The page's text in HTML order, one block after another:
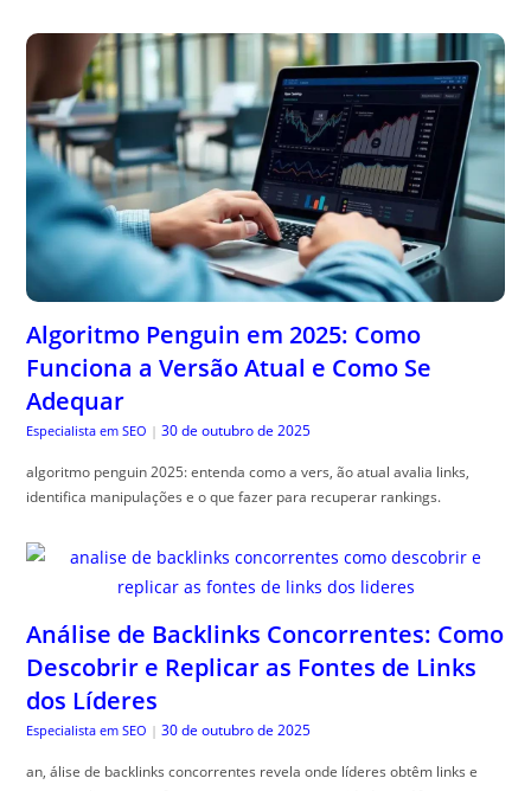
Algoritmo Penguin em 2025: Como
Funciona a Versão Atual e Como Se
Adequar
Especialista em SEO | 30 de outubro de 2025
algoritmo penguin 2025: entenda como a vers, ão atual avalia links,
identifica manipulações e o que fazer para recuperar rankings.
Análise de Backlinks Concorrentes: Como
Descobrir e Replicar as Fontes de Links
dos Líderes
Especialista em SEO | 30 de outubro de 2025
an, álise de backlinks concorrentes revela onde líderes obtêm links e